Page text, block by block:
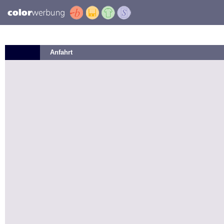
Anfahrt